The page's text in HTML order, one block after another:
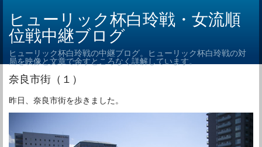
ヒューリック杯白玲戦・女流順
位戦中継ブログ
ヒューリック杯白玲戦の中継ブログ。ヒューリック杯白玲戦の対
局を映像と文章で余すところなく詳解しています。
奈良市街（１）
昨日、奈良市街を歩きました。